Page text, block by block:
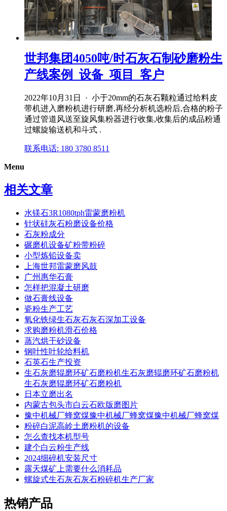
世邦集团4050吨/时石灰石制砂磨粉生
产线案例_设备_项目_客户
2022年10月31日 · 小于20mm的石灰石颗粒通过给料皮
带机进入磨粉机进行研磨,再经分析机选粉后,合格的粉子
通过管道风送至旋风集粉器进行收集,收集后的成品粉通
过螺旋输送机和斗式 .
联系电话: 180 3780 8511
Menu
相关文章
水镁石3R1080tph雷蒙磨粉机
针状硅灰石粉磨设备价格
石灰粉成分
碾磨机设备矿粉带粉碎
小型炼铅设备卖
上海世邦雷蒙磨风鼓
广州惠华石膏
怎样把混凝土研磨
做石膏线设备
瓷粉生产工艺
氧化铁绿生石灰石灰石深加工设备
求购磨粉机滑石价格
蒸汽烘干砂设备
钢叶性叶轮给料机
石英石生产投资
生石灰磨辊磨环矿石磨粉机生石灰磨辊磨环矿石磨粉机
生石灰磨辊磨环矿石磨粉机
日本立磨出名
内蒙古包头市白云石欧版磨图片
豫中机械厂蜂窝煤豫中机械厂蜂窝煤豫中机械厂蜂窝煤
粉碎白泥高岭土磨粉机的设备
怎么查找本机型号
建个白云粉生产线
2024细碎机安装尺寸
露天煤矿上需要什么消耗品
螺旋式生石灰石灰石粉碎机生产厂家
热销产品